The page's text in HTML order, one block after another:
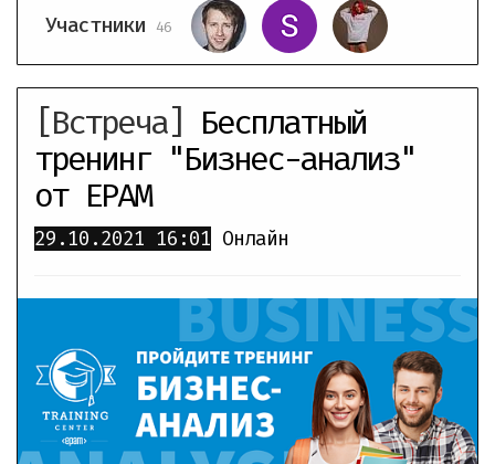
Участники 46
[Встреча]
Бесплатный
тренинг "Бизнес-анализ"
от EPAM
29.10.2021 16:01 Онлайн